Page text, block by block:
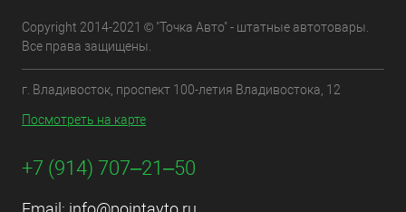
Copyright 2014-2021 © "Точка Авто" - штатные автотовары.
Все права защищены.
г. Владивосток, проспект 100-летия Владивостока, 12
Посмотреть на карте
+7 (914) 707‒21‒50